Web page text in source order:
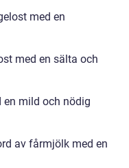
med en
med en sälta och
en mild och nödig
av fårmjölk med en